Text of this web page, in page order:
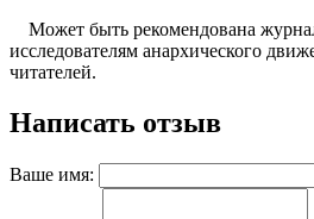
Может быть рекомендована
исследователям анархического
читателей.
Написать отзыв
Ваше имя: